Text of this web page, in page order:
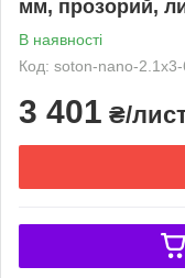
мм, прозорий,
В наявності
Код: soton-nano-2.1x3-
3 401 ₴/